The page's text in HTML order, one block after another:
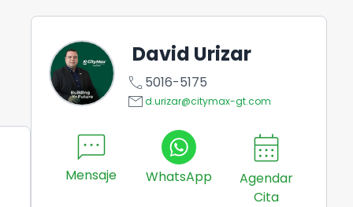
David Urizar
call 5016-5175
emaild.urizar@citymax-gt.com
sms
Mensaje WhatsApp
calendar_month
Agendar
Cita